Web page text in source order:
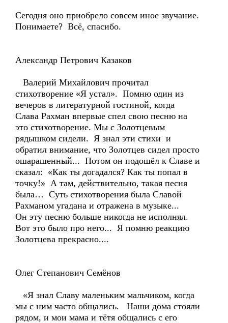
Сегодня оно приобрело совсем иное звучание.
Понимаете? Всё, спасибо.
Александр Петрович Казаков
Валерий Михайлович прочитал
стихотворение «Я устал». Помню один из
вечеров в литературной гостиной, когда
Слава Рахман впервые спел свою песню на
это стихотворение. Мы с Золотцевым
рядышком сидели. Я знал эти стихи и
обратил внимание, что Золотцев сидел просто
ошарашенный... Потом он подошёл к Славе и
сказал: «Как ты догадался? Как ты попал в
точку!» А там, действительно, такая песня
была… Суть стихотворения была Славой
Рахманом угадана и отражена в музыке...
Он эту песню больше никогда не исполнял.
Вот это было про него... Я помню реакцию
Золотцева прекрасно....
Олег Степанович Семёнов
«Я знал Славу маленьким мальчиком, когда
мы с ним часто общались. Наши дома стояли
рядом, и мои мама и тётя общались с его